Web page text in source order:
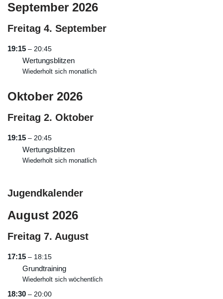
September 2026
Freitag 4. September
19:15 – 20:45
Wertungsblitzen
Wiederholt sich monatlich
Oktober 2026
Freitag 2. Oktober
19:15 – 20:45
Wertungsblitzen
Wiederholt sich monatlich
Jugendkalender
August 2026
Freitag 7. August
17:15 – 18:15
Grundtraining
Wiederholt sich wöchentlich
18:30 – 20:00